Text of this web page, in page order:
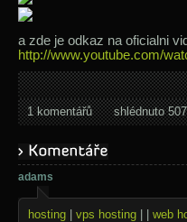
a zde je odkaz na oficialni
http://www.youtube.com/
1 komentářů shlédnuto
adams
hosting vps hosting web